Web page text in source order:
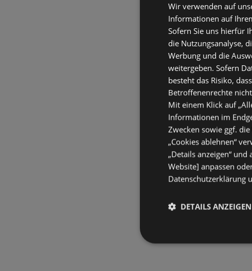
Wir verwenden auf
Informationen auf
Sofern Sie uns hierfür
die Nutzungsanalyse,
Werbung und die
weitergeben. Sofern
besteht das Risiko,
Betroffenenrechte
Mit einem Klick auf
Informationen im
Zwecken sowie ggf.
„Cookies ablehnen“
„Details anzeigen“
Website] anpassen
Datenschutzerklärung
DETAILS ANZEIGEN